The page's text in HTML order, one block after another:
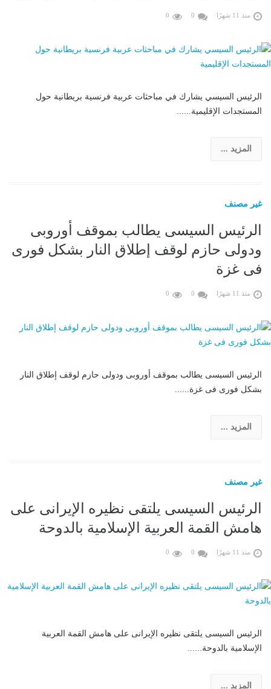
منذ 11 شهرًا 0
0
الرئيس السيسي يشارك في مباحثات عربية فرنسية بريطانية حول
المستجدات الإقليمية......
المزيد ...
غير مصنف
الرئيس السيسى يطالب بموقف أوروبى
ودولى حازم لوقف إطلاق النار بشكل فورى
فى غزة
منذ 11 شهرًا 0
0
الرئيس السيسى يطالب بموقف أوروبى ودولى حازم لوقف إطلاق النار
بشكل فورى فى غزة......
المزيد ...
غير مصنف
الرئيس السيسى يلتقى نظيره الإيرانى على
هامش القمة العربية الإسلامية بالدوحة
منذ 11 شهرًا 0
0
الرئيس السيسى يلتقى نظيره الإيرانى على هامش القمة العربية
الإسلامية بالدوحة......
المزيد ...